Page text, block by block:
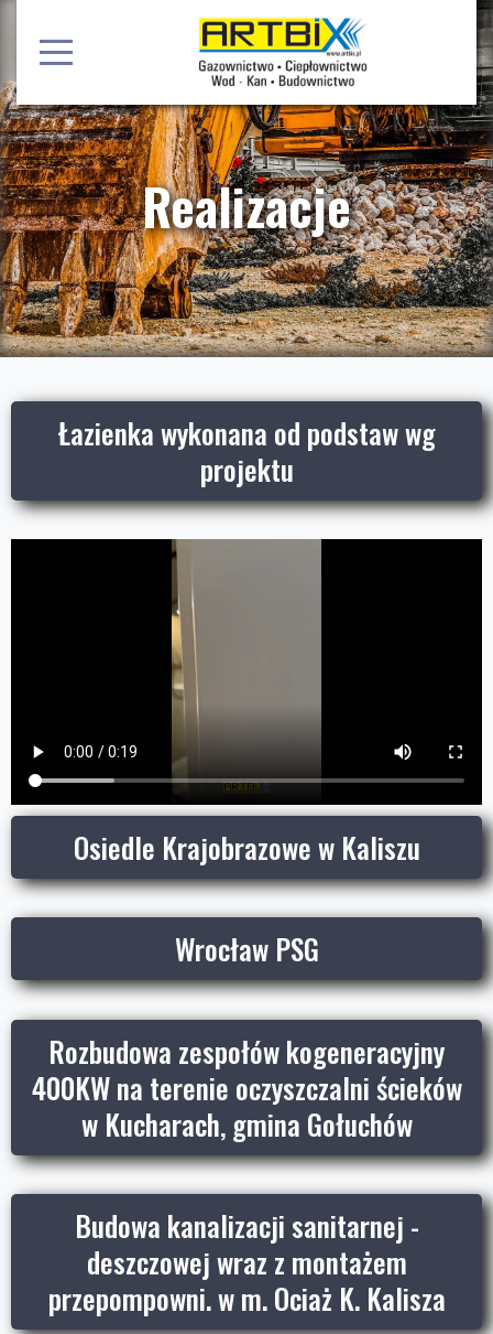
Realizacje
Łazienka wykonana od podstaw wg
projektu
Osiedle Krajobrazowe w Kaliszu
Wrocław PSG
Rozbudowa zespołów kogeneracyjny
400KW na terenie oczyszczalni ścieków
w Kucharach, gmina Gołuchów
Budowa kanalizacji sanitarnej -
deszczowej wraz z montażem
przepompowni. w m. Ociaż K. Kalisza